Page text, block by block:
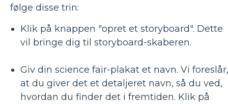
følge disse trin:
Klik på knappen "opret et storyboard". Dette
vil bringe dig til storyboard-skaberen.
Giv din science fair-plakat et navn. Vi foreslår,
at du giver det et detaljeret navn, så du ved,
hvordan du finder det i fremtiden. Klik på